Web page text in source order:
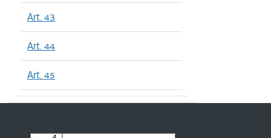
Art. 43
Art. 44
Art. 45